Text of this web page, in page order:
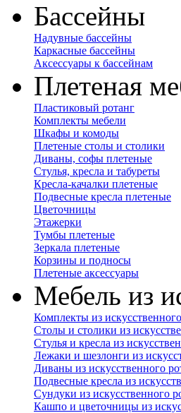
Бассейны
Надувные бассейны
Каркасные бассейны
Аксессуары к бассейнам
Плетеная
Пластиковый ротанг
Комплекты мебели
Шкафы и комоды
Плетеные столы и столики
Диваны, софы плетеные
Стулья, кресла и табуреты
Кресла-качалки плетеные
Подвесные кресла плетеные
Цветочницы
Этажерки
Тумбы плетеные
Зеркала плетеные
Корзины и подносы
Плетеные аксессуары
Мебель из
Комплекты из
Столы и столики из
Стулья и кресла из
Лежаки и шезлонги из
Диваны из искусственного
Подвесные кресла из
Сундуки из искусственного
Кашпо и цветочницы из